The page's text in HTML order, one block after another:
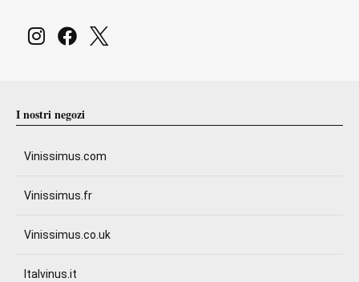
I nostri negozi
Vinissimus.com
Vinissimus.fr
Vinissimus.co.uk
Italvinus.it